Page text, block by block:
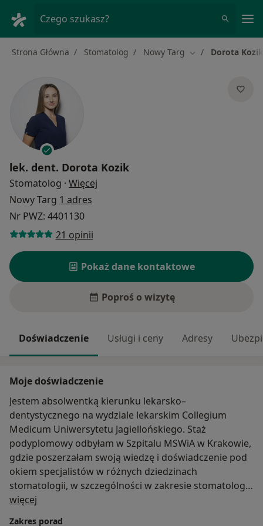
Czego szukasz?
Strona Główna Stomatolog Nowy Targ Zmień miasto
Dorota Kozik
lek. dent. Dorota Kozik
Stomatolog · Więcej
Nowy Targ 1 adres
Nr PWZ: 4401130
21 opinii
Pokaż dane kontaktowe
Poproś o wizytę
Doświadczenie Usługi i ceny Adresy
Moje doświadczenie
Jestem absolwentką kierunku lekarsko–
dentystycznego na wydziale lekarskim Collegium
Medicum Uniwersytetu Jagiellońskiego. Staż
podyplomowy odbyłam w Szpitalu MSWiA w Krakowie,
gdzie poszerzałam swoją wiedzę i doświadczenie pod
okiem specjalistów w różnych dziedzinach
stomatologii, w szczególności w zakresie stomatologii
zachowawczej, chirurgii stomatologicznej oraz
więcej
Zakres porad